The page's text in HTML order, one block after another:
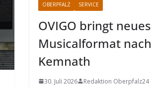
OBERPFALZ
SERVICE
OVIGO bringt neues
Musicalformat nach
Kemnath
30. Juli 2026 Redaktion Oberpfalz24